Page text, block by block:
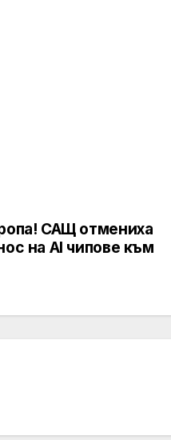
САЩ отмениха
на AI чипове към